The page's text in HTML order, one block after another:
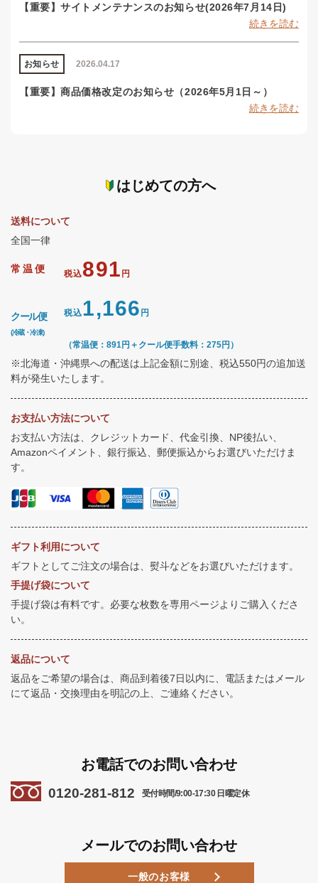
【重要】サイトメンテナンスのお知らせ(2026年7月14日)
続きを読む
2026.04.17
お知らせ
【重要】商品価格改定のお知らせ（2026年5月1日～）
続きを読む
はじめての方へ
送料について
全国一律
常温便 税込891 円
クール便
(冷蔵・冷凍)
税込1,166 円
（常温便：891円＋クール便手数料：275円）
※北海道・沖縄県への配送は上記金額に別途、税込550円の追加送
料が発生いたします。
お支払い方法について
お支払い方法は、クレジットカード、代金引換、NP後払い、
Amazonペイメント、銀行振込、郵便振込からお選びいただけま
す。
ギフト利用について
ギフトとしてご注文の場合は、熨斗などをお選びいただけます。
手提げ袋について
手提げ袋は有料です。必要な枚数を専用ページよりご購入くださ
い。
返品について
返品をご希望の場合は、商品到着後7日以内に、電話またはメール
にて返品・交換理由を明記の上、ご連絡ください。
お電話でのお問い合わせ
0120-281-812 受付時間/9:00-17:30 日曜定休
メールでのお問い合わせ
一般のお客様